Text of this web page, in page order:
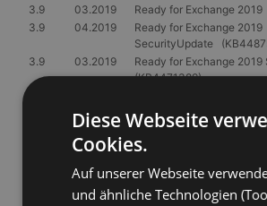
3.9 03.2019
Ready for Exchange
3.9
04.2019
Ready for Exchange 2019
SecurityUpdate
3.9
03.2019
Ready for Exchange
(KB4471389)
(KB4134118)
03.2019
Ready for Exchange
SecurityUpdate
(KB4471392)
04.2019
Ready for Exchange
Diese Webseite
Cookies.
Auf unserer Webseite
und ähnliche Technologien